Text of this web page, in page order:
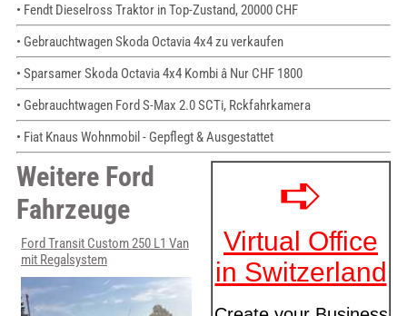
• Fendt Dieselross Traktor in Top-Zustand, 20000 CHF
• Gebrauchtwagen Skoda Octavia 4x4 zu verkaufen
• Sparsamer Skoda Octavia 4x4 Kombi â Nur CHF 1800
• Gebrauchtwagen Ford S-Max 2.0 SCTi, Rckfahrkamera
• Fiat Knaus Wohnmobil - Gepflegt & Ausgestattet
Weitere Ford
Fahrzeuge
Ford Transit Custom 250 L1 Van
mit Regalsystem